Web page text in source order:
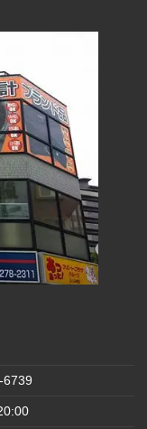
570円
1,500円
6739